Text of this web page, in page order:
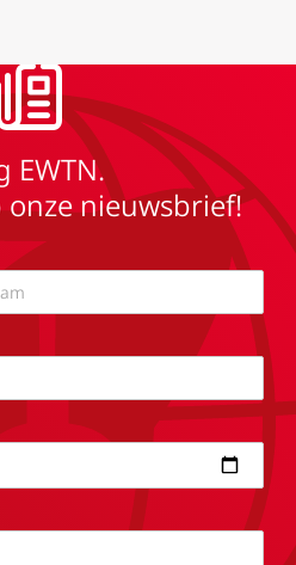
EWTN.
nieuwsbrief!